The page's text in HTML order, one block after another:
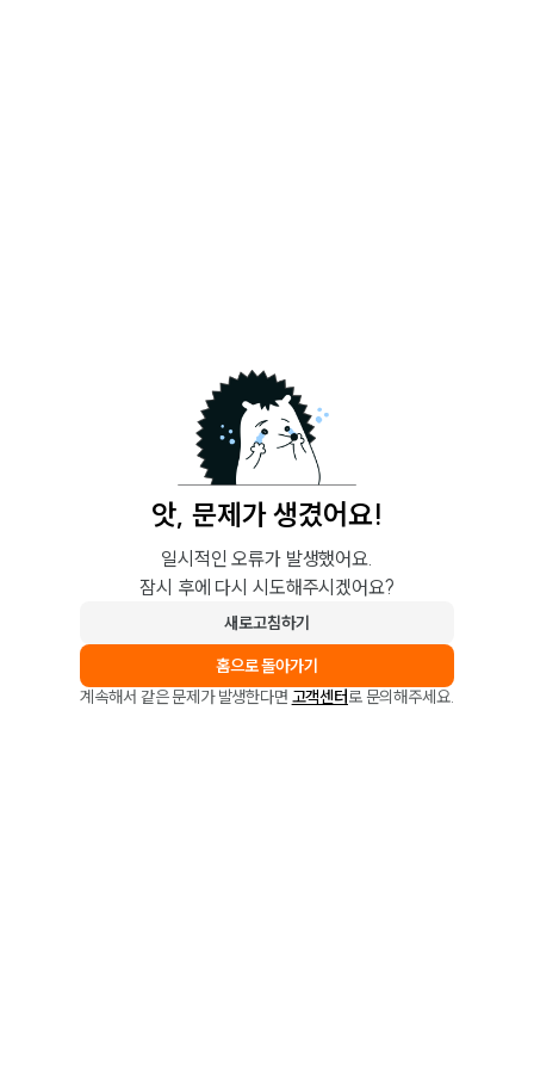
앗, 문제가 생겼어요!
일시적인 오류가 발생했어요.
잠시 후에 다시 시도해주시겠어요?
새로고침하기
홈으로 돌아가기
계속해서 같은 문제가 발생한다면 고객센터로 문의해주세요.